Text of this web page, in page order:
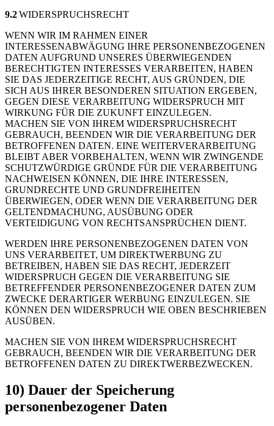
9.2WIDERSPRUCHSRECHT
WENN WIR IM RAHMEN EINER
INTERESSENABWÄGUNG IHRE PERSONENBEZOGENEN
DATEN AUFGRUND UNSERES ÜBERWIEGENDEN
BERECHTIGTEN INTERESSES VERARBEITEN, HABEN
SIE DAS JEDERZEITIGE RECHT, AUS GRÜNDEN, DIE
SICH AUS IHRER BESONDEREN SITUATION ERGEBEN,
GEGEN DIESE VERARBEITUNG WIDERSPRUCH MIT
WIRKUNG FÜR DIE ZUKUNFT EINZULEGEN.
MACHEN SIE VON IHREM WIDERSPRUCHSRECHT
GEBRAUCH, BEENDEN WIR DIE VERARBEITUNG DER
BETROFFENEN DATEN. EINE WEITERVERARBEITUNG
BLEIBT ABER VORBEHALTEN, WENN WIR ZWINGENDE
SCHUTZWÜRDIGE GRÜNDE FÜR DIE VERARBEITUNG
NACHWEISEN KÖNNEN, DIE IHRE INTERESSEN,
GRUNDRECHTE UND GRUNDFREIHEITEN
ÜBERWIEGEN, ODER WENN DIE VERARBEITUNG DER
GELTENDMACHUNG, AUSÜBUNG ODER
VERTEIDIGUNG VON RECHTSANSPRÜCHEN DIENT.
WERDEN IHRE PERSONENBEZOGENEN DATEN VON
UNS VERARBEITET, UM DIREKTWERBUNG ZU
BETREIBEN, HABEN SIE DAS RECHT, JEDERZEIT
WIDERSPRUCH GEGEN DIE VERARBEITUNG SIE
BETREFFENDER PERSONENBEZOGENER DATEN ZUM
ZWECKE DERARTIGER WERBUNG EINZULEGEN. SIE
KÖNNEN DEN WIDERSPRUCH WIE OBEN BESCHRIEBEN
AUSÜBEN.
MACHEN SIE VON IHREM WIDERSPRUCHSRECHT
GEBRAUCH, BEENDEN WIR DIE VERARBEITUNG DER
BETROFFENEN DATEN ZU DIREKTWERBEZWECKEN.
10) Dauer der Speicherung
personenbezogener Daten